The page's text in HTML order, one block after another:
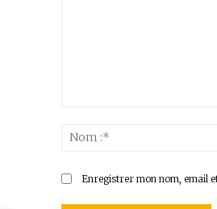
Enregistrer mon nom, email